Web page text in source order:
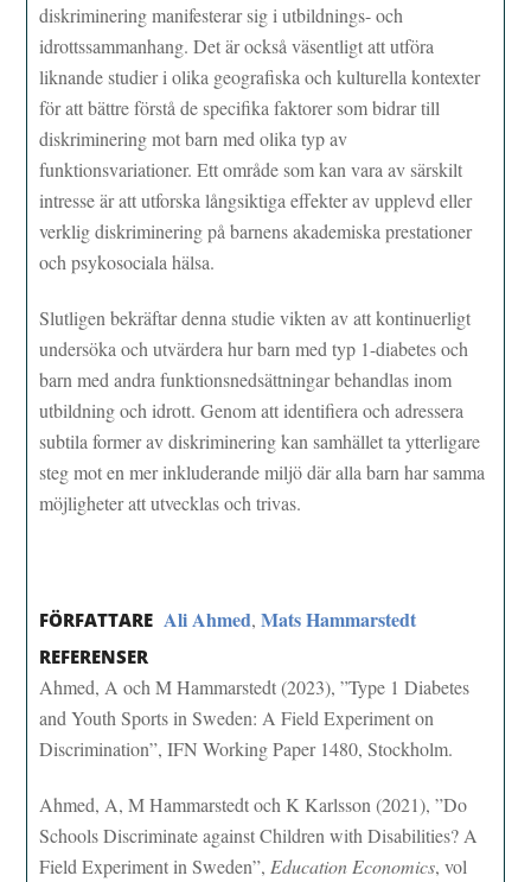
diskriminering manifesterar sig i utbildnings- och
idrottssammanhang. Det är också väsentligt att utföra
liknande studier i olika geografiska och kulturella kontexter
för att bättre förstå de specifika faktorer som bidrar till
diskriminering mot barn med olika typ av
funktionsvariationer. Ett område som kan vara av särskilt
intresse är att utforska långsiktiga effekter av upplevd eller
verklig diskriminering på barnens akademiska prestationer
och psykosociala hälsa.
Slutligen bekräftar denna studie vikten av att kontinuerligt
undersöka och utvärdera hur barn med typ 1-diabetes och
barn med andra funktionsnedsättningar behandlas inom
utbildning och idrott. Genom att identifiera och adressera
subtila former av diskriminering kan samhället ta ytterligare
steg mot en mer inkluderande miljö där alla barn har samma
möjligheter att utvecklas och trivas.
FÖRFATTARE Ali Ahmed,Mats Hammarstedt
REFERENSER
Ahmed, A och M Hammarstedt (2023), ”Type 1 Diabetes
and Youth Sports in Sweden: A Field Experiment on
Discrimination”, IFN Working Paper 1480, Stockholm.
Ahmed, A, M Hammarstedt och K Karlsson (2021), ”Do
Schools Discriminate against Children with Disabilities? A
Field Experiment in Sweden”, Education Economics, vol